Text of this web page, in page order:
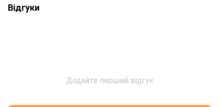
Відгуки
Додайте перший відгук